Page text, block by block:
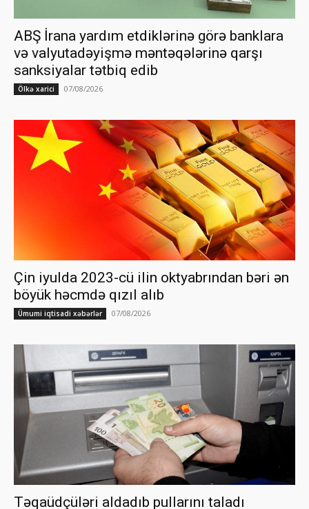
ABŞ İrana yardım etdiklərinə görə banklara
və valyutadəyişmə məntəqələrinə qarşı
sanksiyalar tətbiq edib
Ölkə xarici 07/08/2026
Çin iyulda 2023-cü ilin oktyabrından bəri ən
böyük həcmdə qızıl alıb
Ümumi iqtisadi xəbərlər 07/08/2026
Təqaüdçüləri aldadıb pullarını taladı